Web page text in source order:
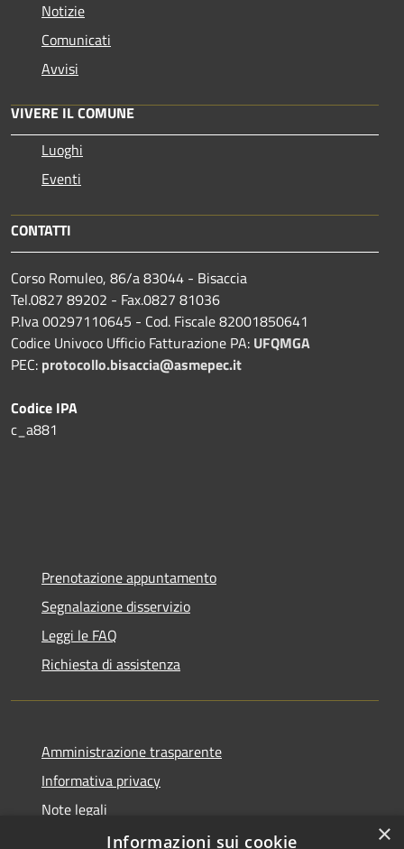
Notizie
Comunicati
Avvisi
VIVERE IL COMUNE
Luoghi
Eventi
CONTATTI
Corso Romuleo, 86/a 83044 - Bisaccia
Tel.0827 89202 - Fax.0827 81036
P.Iva 00297110645 - Cod. Fiscale 82001850641
Codice Univoco Ufficio Fatturazione PA: UFQMGA
PEC: protocollo.bisaccia@asmepec.it
Codice IPA
c_a881
Prenotazione appuntamento
Segnalazione disservizio
Leggi le FAQ
Richiesta di assistenza
Amministrazione trasparente
Informativa privacy
Note legali
Dichiarazione di accessibilità
×
Informazioni sui cookie